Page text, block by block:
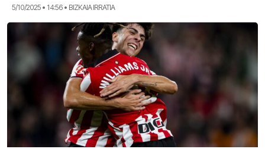
5/10/2025 • 14:56 • BIZKAIA IRRATIA